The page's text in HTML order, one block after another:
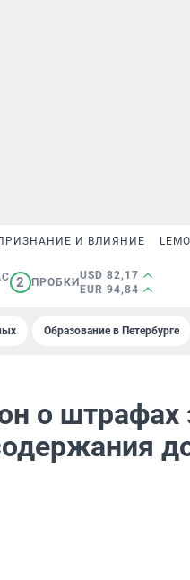
И ВЛИЯНИЕ
2 ПРОБКИ
USD 82,17
EUR 94,84
Образование в Петербурге
о штрафах